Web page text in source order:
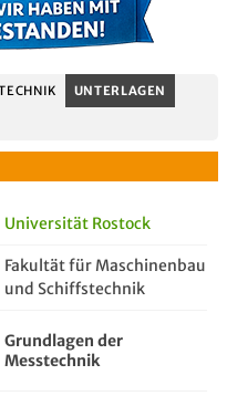
UNTERLAGEN
Universität Rostock
Fakultät für Maschinenbau
und Schiffstechnik
Grundlagen der
Messtechnik